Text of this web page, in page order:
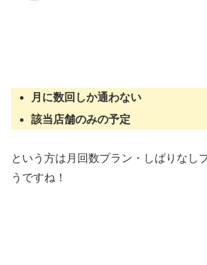
月に数回しか通わない
該当店舗のみの予定
という方は月回数プラン・しばりなし
うですね！